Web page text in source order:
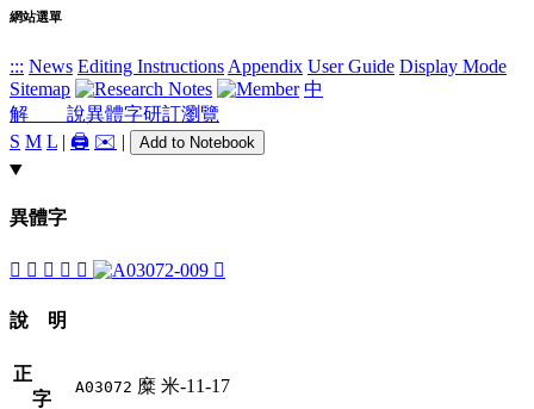
網站選單
::: News Editing Instructions Appendix User Guide Display Mode
Sitemap
中
解 說異體字研訂瀏覽
S M L | 🖨️ ✉️ | Add to Notebook
異體字
𢌑 䊳 󴗃 𩞇 𩞁 𪎖
說 明
正
字
A03072 糜 米-11-17